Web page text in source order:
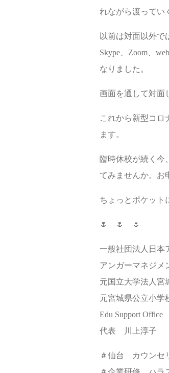
れながら渡ってい
以前は対面以外で
Skype、Zoom、
なりました。
画面を通して対面
これから新型コロ
ます。
臨時休校が続く今
てみませんか。お
ちょっとポケット
🌷 🌷 🌷
一般社団法人日本
アンガーマネジ
元国立大学法人宮
元宮城県公立小学
Edu Support Office
代表 川上淳子
＃仙台 カウンセ